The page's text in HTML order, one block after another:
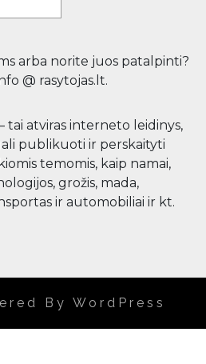
arba norite juos patalpinti?
@ rasytojas.lt.
tai atviras interneto leidinys,
publikuoti ir perskaityti
temomis, kaip namai,
grožis, mada,
ir automobiliai ir kt.
By WordPress